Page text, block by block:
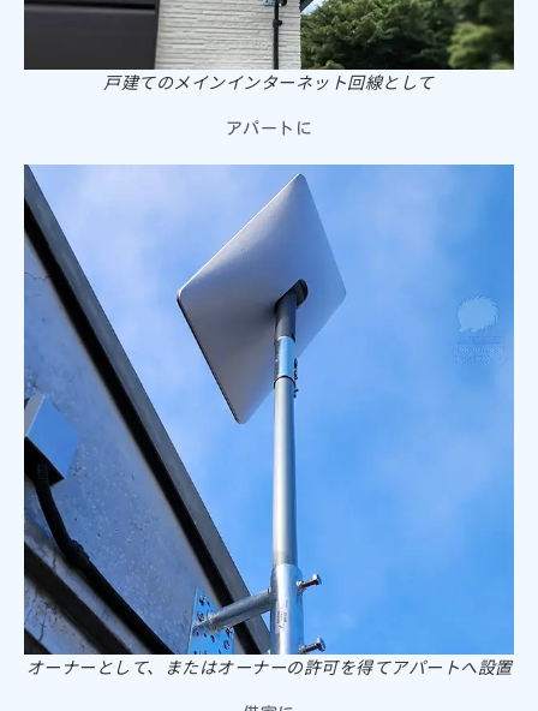
戸建てのメインインターネット回線として
アパートに
オーナーとして、またはオーナーの許可を得てアパートへ設置